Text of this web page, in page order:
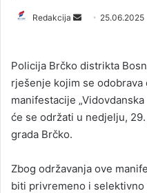
Redakcija
d
a
n
e
i
l
25.06.2025
Policija Brčko distrikta
rješenje kojim se
manifestacije
će se održati u nedjelju,
grada Brčko.
Zbog održavanja ove
biti privremeno i